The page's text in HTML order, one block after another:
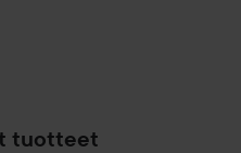
tuotteet